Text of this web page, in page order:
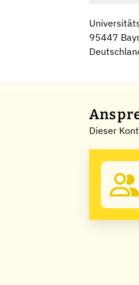
95447
Dieser